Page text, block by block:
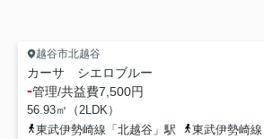
越谷市北越谷
カーサ シエロブルー
-管理/共益費7,500円
56.93㎡（2LDK）
東武伊勢崎線「北越谷」駅
東武伊勢崎